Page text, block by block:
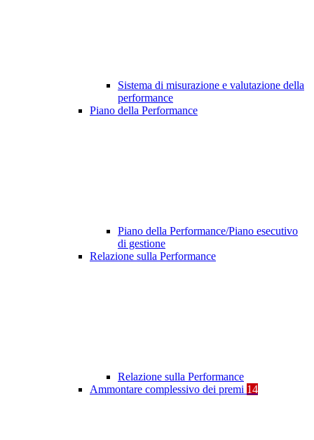
Sistema di misurazione e valutazione della
performance
Piano della Performance
Piano della Performance/Piano esecutivo
di gestione
Relazione sulla Performance
Relazione sulla Performance
Ammontare complessivo dei premi 14